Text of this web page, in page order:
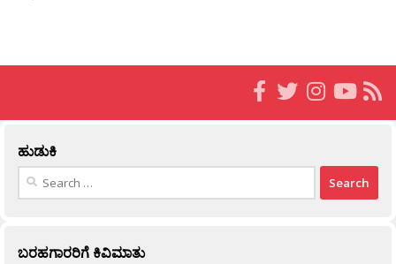
ಹುಡುಕಿ
Search
ಬರಹಗಾರರಿಗೆ ಕಿವಿಮಾತು